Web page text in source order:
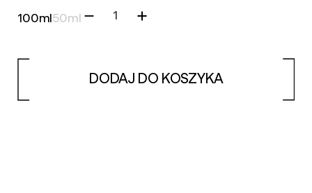
100ml 50ml
DODAJ DO KOSZYKA